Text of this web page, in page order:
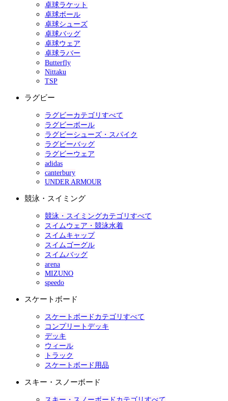
卓球ラケット
卓球ボール
卓球シューズ
卓球バッグ
卓球ウェア
卓球ラバー
Butterfly
Nittaku
TSP
ラグビー
ラグビーカテゴリすべて
ラグビーボール
ラグビーシューズ・スパイク
ラグビーバッグ
ラグビーウェア
adidas
canterbury
UNDER ARMOUR
競泳・スイミング
競泳・スイミングカテゴリすべて
スイムウェア・競泳水着
スイムキャップ
スイムゴーグル
スイムバッグ
arena
MIZUNO
speedo
スケートボード
スケートボードカテゴリすべて
コンプリートデッキ
デッキ
ウィール
トラック
スケートボード用品
スキー・スノーボード